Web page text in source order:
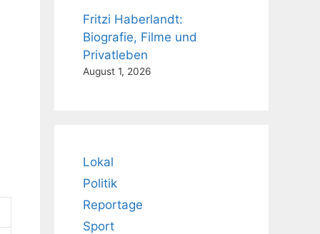
Fritzi Haberlandt:
Biografie, Filme und
Privatleben
August 1, 2026
Lokal
Politik
Reportage
Sport